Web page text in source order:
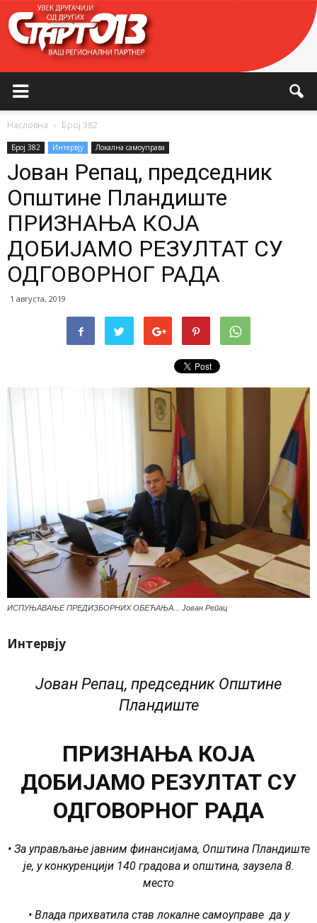
Насловна Број 382
Број 382 Интервју Локална самоуправа
Јован Репац, председник
Општине Пландиште
ПРИЗНАЊА КОЈА
ДОБИЈАМО РЕЗУЛТАТ СУ
ОДГОВОРНОГ РАДА
1 августа, 2019
ИСПУЊАВАЊЕ ПРЕДИЗБОРНИХ ОБЕЋАЊА... Јован Репац
Интервју
Јован Репац, председник Општине
Пландиште
ПРИЗНАЊА КОЈА
ДОБИЈАМО РЕЗУЛТАТ СУ
ОДГОВОРНОГ РАДА
• За управљање јавним финансијама, Општина Пландиште
је, у конкуренцији 140 градова и општина, заузела 8.
место
• Влада прихватила став локалне самоуправе да у